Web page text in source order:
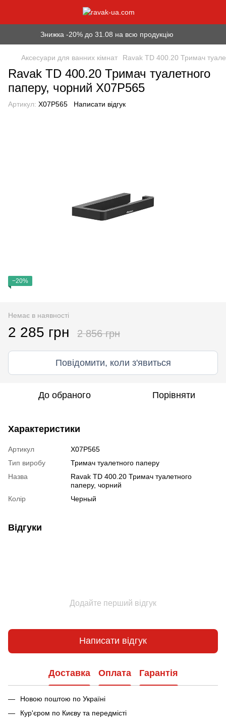
Знижка -20% до 31.08 на всю продукцію
Аксесуари для ванних кімнат Ravak TD 400.20 Тримач
Ravak TD 400.20 Тримач туалетного
паперу, чорний X07P565
Артикул: X07P565 Написати відгук
−20%
Немає в наявності
2 285 грн 2 856 грн
Повідомити, коли з'явиться
До обраного Порівняти
Характеристики
Артикул
X07P565
Тип виробу
Тримач туалетного паперу
Назва
Ravak TD 400.20 Тримач туалетного
паперу, чорний
Колір
Черный
Відгуки
Додайте перший відгук
Написати відгук
Доставка Оплата Гарантія
Новою поштою по Україні
Кур'єром по Києву та передмісті